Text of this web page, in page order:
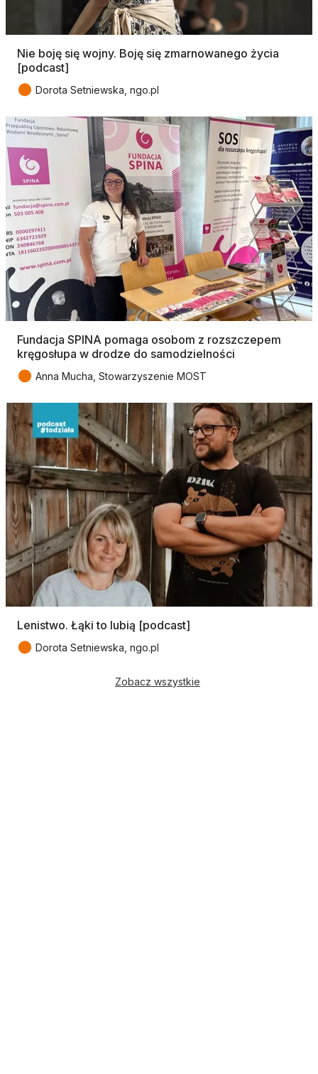
Nie boję się wojny. Boję się zmarnowanego życia
[podcast]
● Dorota Setniewska, ngo.pl
Fundacja SPINA pomaga osobom z rozszczepem
kręgosłupa w drodze do samodzielności
● Anna Mucha, Stowarzyszenie MOST
Lenistwo. Łąki to lubią [podcast]
● Dorota Setniewska, ngo.pl
Zobacz wszystkie